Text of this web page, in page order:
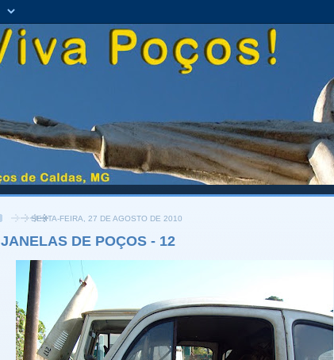
SEXTA-FEIRA, 27 DE AGOSTO DE 2010
JANELAS DE POÇOS - 12